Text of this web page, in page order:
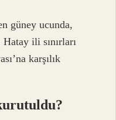
güney ucunda,
ili sınırları
karşılık